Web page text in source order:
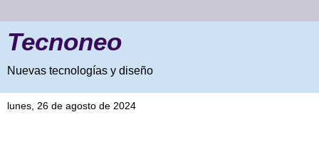
Tecnoneo
Nuevas tecnologías y diseño
lunes, 26 de agosto de 2024